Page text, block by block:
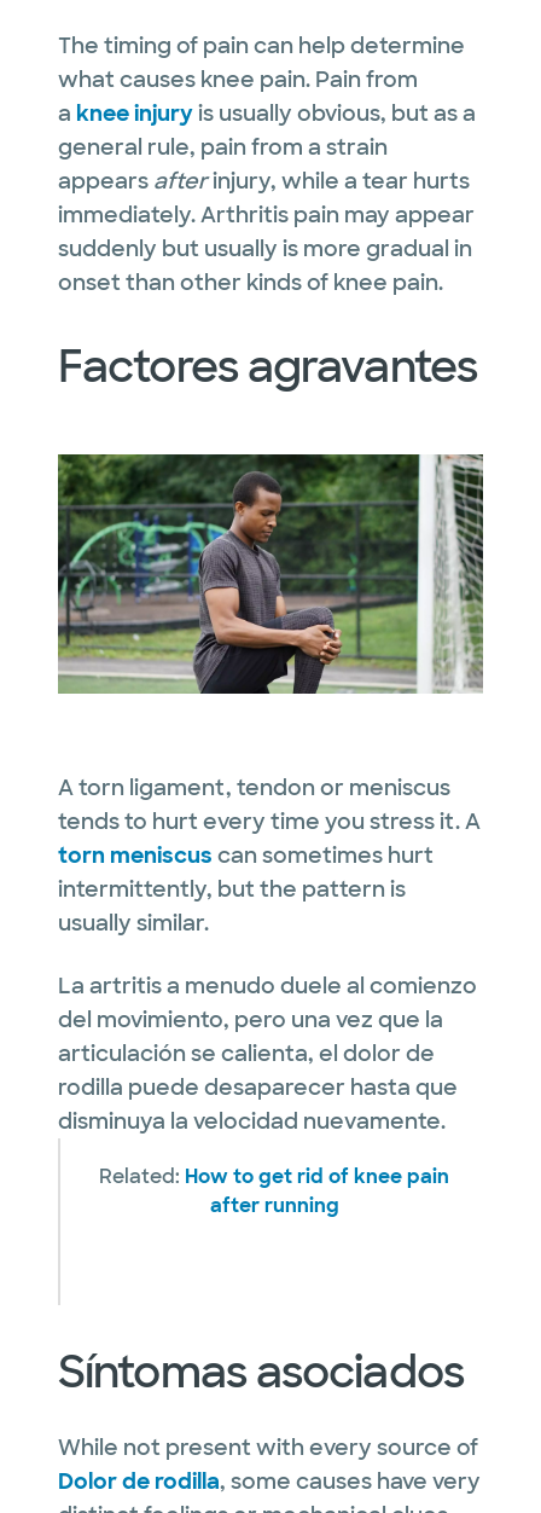
The timing of pain can help determine
what causes knee pain. Pain from
a knee injuryis usually obvious, but as a
general rule, pain from a strain
appears afterinjury, while a tear hurts
immediately. Arthritis pain may appear
suddenly but usually is more gradual in
onset than other kinds of knee pain.
Factores agravantes
A torn ligament, tendon or meniscus
tends to hurt every time you stress it. A
torn meniscus can sometimes hurt
intermittently, but the pattern is
usually similar.
La artritis a menudo duele al comienzo
del movimiento, pero una vez que la
articulación se calienta, el dolor de
rodilla puede desaparecer hasta que
disminuya la velocidad nuevamente.
Related: How to get rid of knee pain
after running
Síntomas asociados
While not present with every source of
Dolor de rodilla, some causes have very